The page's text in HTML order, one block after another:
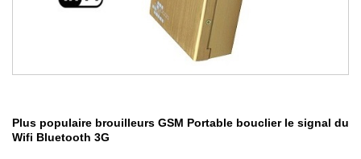
Plus populaire brouilleurs GSM Portable bouclier le signal du
Wifi Bluetooth 3G